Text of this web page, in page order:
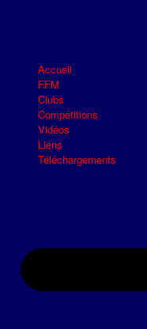
Accueil
FFM
Clubs
Compétitions
Vidéos
Liens
Téléchargements